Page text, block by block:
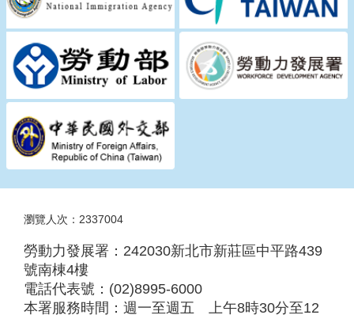
瀏覽人次：2337004
勞動力發展署：242030新北市新莊區中平路439
號南棟4樓
電話代表號：(02)8995-6000
本署服務時間：週一至週五 上午8時30分至12